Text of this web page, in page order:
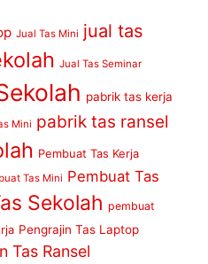
Jual Tas Mini jual tas
Jual Tas Seminar
pabrik tas kerja
Mini pabrik tas ransel
Pembuat Tas Kerja
Tas Mini Pembuat Tas
Sekolah pembuat
Pengrajin Tas Laptop
Tas Ransel